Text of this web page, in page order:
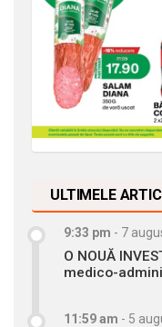
ULTIMELE
9:33 pm - 7
O NOUĂ
medico-
11:59 am - 5